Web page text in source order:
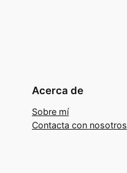
Acerca de
Sobre mí
Contacta con nosotros